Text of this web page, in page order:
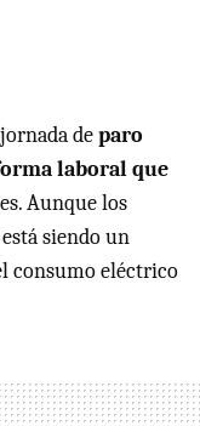
deparo
laboral que
Aunque los
siendo un
consumo eléctrico